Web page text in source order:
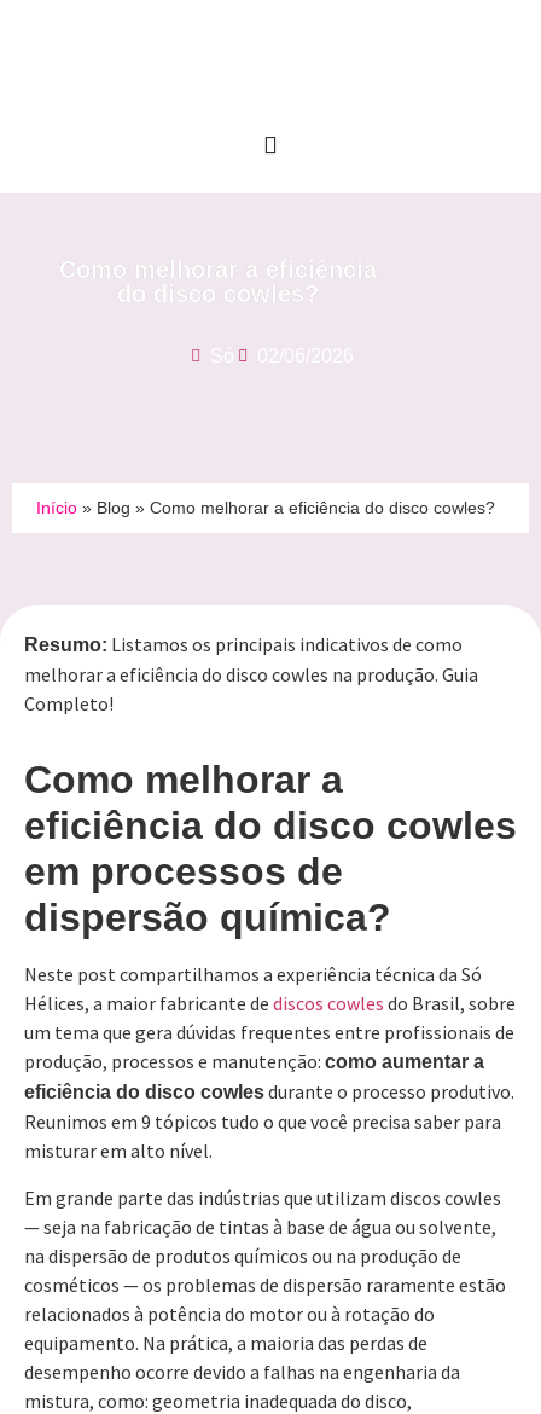
Como melhorar a eficiência
do disco cowles?
Só 02/06/2026
Início » Blog » Como melhorar a eficiência do disco cowles?
Resumo: Listamos os principais indicativos de como
melhorar a eficiência do disco cowles na produção. Guia
Completo!
Como melhorar a
eficiência do disco cowles
em processos de
dispersão química?
Neste post compartilhamos a experiência técnica da Só
Hélices, a maior fabricante de discos cowles do Brasil, sobre
um tema que gera dúvidas frequentes entre profissionais de
produção, processos e manutenção: como aumentar a
eficiência do disco cowlesdurante o processo produtivo.
Reunimos em 9 tópicos tudo o que você precisa saber para
misturar em alto nível.
Em grande parte das indústrias que utilizam discos cowles
— seja na fabricação de tintas à base de água ou solvente,
na dispersão de produtos químicos ou na produção de
cosméticos — os problemas de dispersão raramente estão
relacionados à potência do motor ou à rotação do
equipamento. Na prática, a maioria das perdas de
desempenho ocorre devido a falhas na engenharia da
mistura, como: geometria inadequada do disco,